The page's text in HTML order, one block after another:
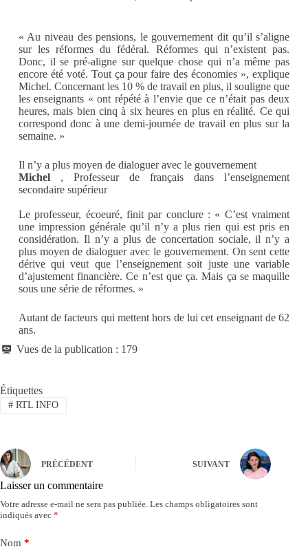
« Au niveau des pensions, le gouvernement dit qu’il s’aligne
sur les réformes du fédéral. Réformes qui n’existent pas.
Donc, il se pré-aligne sur quelque chose qui n’a même pas
encore été voté. Tout ça pour faire des économies », explique
Michel. Concernant les 10 % de travail en plus, il souligne que
les enseignants « ont répété à l’envie que ce n’était pas deux
heures, mais bien cinq à six heures en plus en réalité. Ce qui
correspond donc à une demi-journée de travail en plus sur la
semaine. »
Il n’y a plus moyen de dialoguer avec le gouvernement
Michel , Professeur de français dans l’enseignement
secondaire supérieur
Le professeur, écoeuré, finit par conclure : « C’est vraiment
une impression générale qu’il n’y a plus rien qui est pris en
considération. Il n’y a plus de concertation sociale, il n’y a
plus moyen de dialoguer avec le gouvernement. On sent cette
dérive qui veut que l’enseignement soit juste une variable
d’ajustement financière. Ce n’est que ça. Mais ça se maquille
sous une série de réformes. »
Autant de facteurs qui mettent hors de lui cet enseignant de 62
ans.
Vues de la publication : 179
Étiquettes
#RTL INFO
PRÉCÉDENT SUIVANT
Laisser un commentaire
Votre adresse e-mail ne sera pas publiée. Les champs obligatoires sont
indiqués avec *
Nom *